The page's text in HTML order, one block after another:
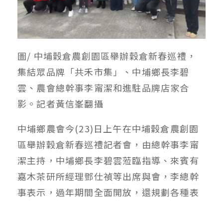
圖/ 中埔穀倉農創園區舉辦穀倉新春巡禮，
集結眾品牌「共禾市集」、中埔鄉長李碧
雲、農會總幹事李甯潔和進駐品牌店家合
影。記者黃信峯翻攝
中埔鄉農會今(23)日上午在中埔穀倉農創園
區舉辦穀倉新春巡禮記者會，由總幹事李甯
潔主持，中埔鄉長李碧雲蒞臨指導、來賓有
嘉木茶研所經理鄧仕禎等出席與會，李總幹
事表示，過年期間全面開放，還規劃各種表